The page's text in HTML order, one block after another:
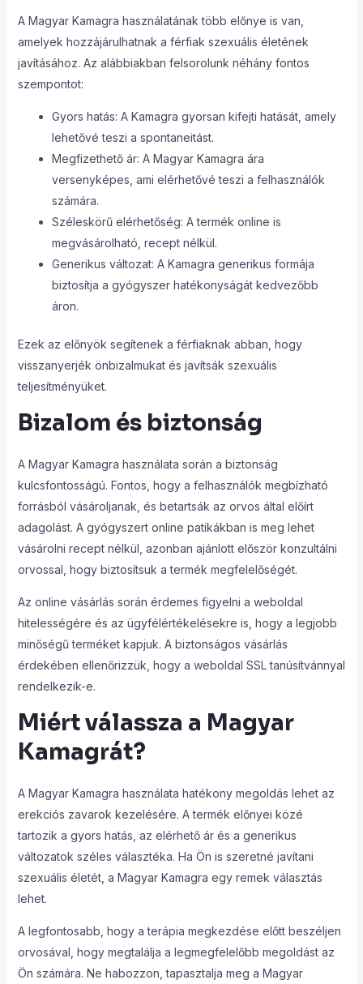
A Magyar Kamagra használatának több előnye is van,
amelyek hozzájárulhatnak a férfiak szexuális életének
javításához. Az alábbiakban felsorolunk néhány fontos
szempontot:
Gyors hatás: A Kamagra gyorsan kifejti hatását, amely
lehetővé teszi a spontaneitást.
Megfizethető ár: A Magyar Kamagra ára
versenyképes, ami elérhetővé teszi a felhasználók
számára.
Széleskörű elérhetőség: A termék online is
megvásárolható, recept nélkül.
Generikus változat: A Kamagra generikus formája
biztosítja a gyógyszer hatékonyságát kedvezőbb
áron.
Ezek az előnyök segítenek a férfiaknak abban, hogy
visszanyerjék önbizalmukat és javítsák szexuális
teljesítményüket.
Bizalom és biztonság
A Magyar Kamagra használata során a biztonság
kulcsfontosságú. Fontos, hogy a felhasználók megbízható
forrásból vásároljanak, és betartsák az orvos által előírt
adagolást. A gyógyszert online patikákban is meg lehet
vásárolni recept nélkül, azonban ajánlott először konzultálni
orvossal, hogy biztosítsuk a termék megfelelőségét.
Az online vásárlás során érdemes figyelni a weboldal
hitelességére és az ügyfélértékelésekre is, hogy a legjobb
minőségű terméket kapjuk. A biztonságos vásárlás
érdekében ellenőrizzük, hogy a weboldal SSL tanúsítvánnyal
rendelkezik-e.
Miért válassza a Magyar
Kamagrát?
A Magyar Kamagra használata hatékony megoldás lehet az
erekciós zavarok kezelésére. A termék előnyei közé
tartozik a gyors hatás, az elérhető ár és a generikus
változatok széles választéka. Ha Ön is szeretné javítani
szexuális életét, a Magyar Kamagra egy remek választás
lehet.
A legfontosabb, hogy a terápia megkezdése előtt beszéljen
orvosával, hogy megtalálja a legmegfelelőbb megoldást az
Ön számára. Ne habozzon, tapasztalja meg a Magyar